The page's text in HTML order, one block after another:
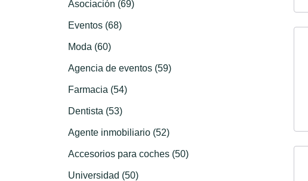
Asociación (69)
Eventos (68)
Moda (60)
Agencia de eventos (59)
Farmacia (54)
Dentista (53)
Agente inmobiliario (52)
Accesorios para coches (50)
Universidad (50)